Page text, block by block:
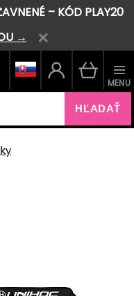
– KÓD PLAY20
→
HĽADAŤ
MENU